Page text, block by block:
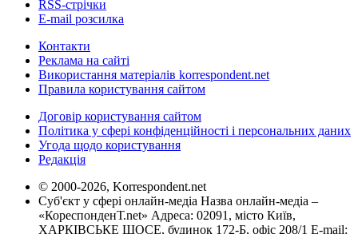
RSS-стрічки
E-mail розсилка
Контакти
Реклама на сайті
Використання матеріалів korrespondent.net
Правила користування сайтом
Договір користування сайтом
Політика у сфері конфіденційності і персональних даних
Угода щодо користування
Редакція
© 2000-2026, Korrespondent.net
Суб'єкт у сфері онлайн-медіа Назва онлайн-медіа –
«КореспонденТ.net» Адреса: 02091, місто Київ,
ХАРКІВСЬКЕ ШОСЕ, будинок 172-Б, офіс 208/1 E-mail: